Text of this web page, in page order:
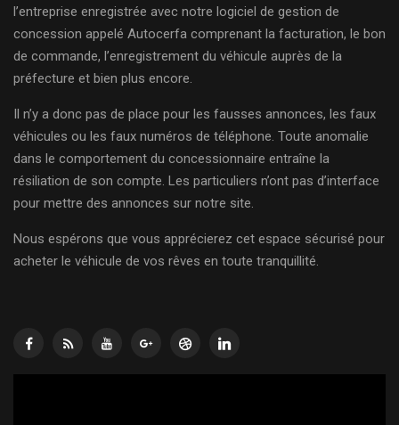
l’entreprise enregistrée avec notre logiciel de gestion de
concession appelé Autocerfa comprenant la facturation, le bon
de commande, l’enregistrement du véhicule auprès de la
préfecture et bien plus encore.
Il n’y a donc pas de place pour les fausses annonces, les faux
véhicules ou les faux numéros de téléphone. Toute anomalie
dans le comportement du concessionnaire entraîne la
résiliation de son compte. Les particuliers n’ont pas d’interface
pour mettre des annonces sur notre site.
Nous espérons que vous apprécierez cet espace sécurisé pour
acheter le véhicule de vos rêves en toute tranquillité.